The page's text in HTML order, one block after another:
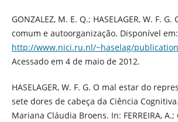
GONZALEZ, M. E. Q.; HASELAGER, W. F.
comum e autoorganização. Disponível em:
http://www.nici.ru.nl/~haselag/
Acessado em 4 de maio de 2012.
HASELAGER, W. F. G. O mal estar do
sete dores de cabeça da Ciência
Mariana Cláudia Broens. In: FERREIRA, A.;